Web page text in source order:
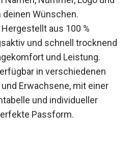
nach deinen
Hergestellt aus 100 %
und schnell
Tragekomfort und
in verschiedenen
Erwachsene, mit einer
und individueller